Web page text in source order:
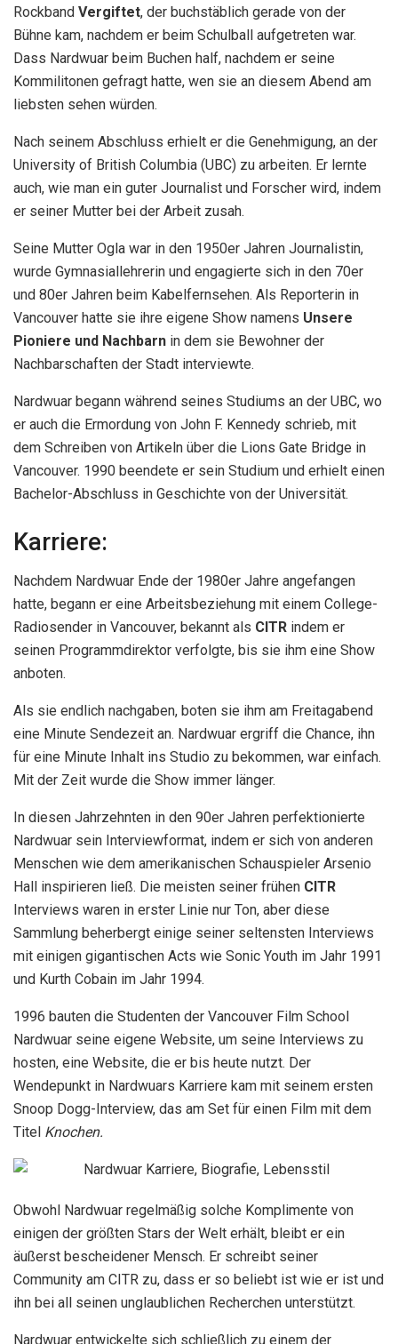
Rockband Vergiftet, der buchstäblich gerade von der
Bühne kam, nachdem er beim Schulball aufgetreten war.
Dass Nardwuar beim Buchen half, nachdem er seine
Kommilitonen gefragt hatte, wen sie an diesem Abend am
liebsten sehen würden.
Nach seinem Abschluss erhielt er die Genehmigung, an der
University of British Columbia (UBC) zu arbeiten. Er lernte
auch, wie man ein guter Journalist und Forscher wird, indem
er seiner Mutter bei der Arbeit zusah.
Seine Mutter Ogla war in den 1950er Jahren Journalistin,
wurde Gymnasiallehrerin und engagierte sich in den 70er
und 80er Jahren beim Kabelfernsehen. Als Reporterin in
Vancouver hatte sie ihre eigene Show namens Unsere
Pioniere und Nachbarn in dem sie Bewohner der
Nachbarschaften der Stadt interviewte.
Nardwuar begann während seines Studiums an der UBC, wo
er auch die Ermordung von John F. Kennedy schrieb, mit
dem Schreiben von Artikeln über die Lions Gate Bridge in
Vancouver. 1990 beendete er sein Studium und erhielt einen
Bachelor-Abschluss in Geschichte von der Universität.
Karriere:
Nachdem Nardwuar Ende der 1980er Jahre angefangen
hatte, begann er eine Arbeitsbeziehung mit einem College-
Radiosender in Vancouver, bekannt als CITR indem er
seinen Programmdirektor verfolgte, bis sie ihm eine Show
anboten.
Als sie endlich nachgaben, boten sie ihm am Freitagabend
eine Minute Sendezeit an. Nardwuar ergriff die Chance, ihn
für eine Minute Inhalt ins Studio zu bekommen, war einfach.
Mit der Zeit wurde die Show immer länger.
In diesen Jahrzehnten in den 90er Jahren perfektionierte
Nardwuar sein Interviewformat, indem er sich von anderen
Menschen wie dem amerikanischen Schauspieler Arsenio
Hall inspirieren ließ. Die meisten seiner frühen CITR
Interviews waren in erster Linie nur Ton, aber diese
Sammlung beherbergt einige seiner seltensten Interviews
mit einigen gigantischen Acts wie Sonic Youth im Jahr 1991
und Kurth Cobain im Jahr 1994.
1996 bauten die Studenten der Vancouver Film School
Nardwuar seine eigene Website, um seine Interviews zu
hosten, eine Website, die er bis heute nutzt. Der
Wendepunkt in Nardwuars Karriere kam mit seinem ersten
Snoop Dogg-Interview, das am Set für einen Film mit dem
Titel Knochen.
Obwohl Nardwuar regelmäßig solche Komplimente von
einigen der größten Stars der Welt erhält, bleibt er ein
äußerst bescheidener Mensch. Er schreibt seiner
Community am CITR zu, dass er so beliebt ist wie er ist und
ihn bei all seinen unglaublichen Recherchen unterstützt.
Nardwuar entwickelte sich schließlich zu einem der